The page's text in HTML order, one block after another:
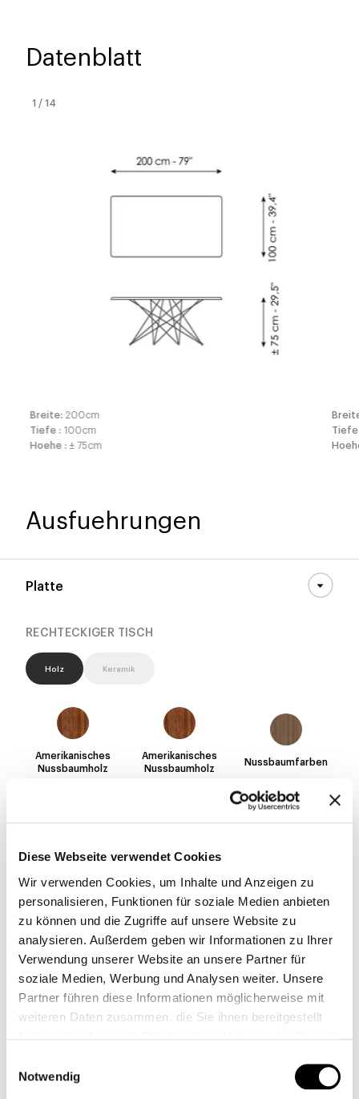
Diese Webseite verwendet Cookies
Wir verwenden Cookies, um Inhalte und Anzeigen zu
personalisieren, Funktionen für soziale Medien anbieten
zu können und die Zugriffe auf unsere Website zu
analysieren. Außerdem geben wir Informationen zu Ihrer
Verwendung unserer Website an unsere Partner für
soziale Medien, Werbung und Analysen weiter. Unsere
Partner führen diese Informationen möglicherweise mit
weiteren Daten zusammen, die Sie ihnen bereitgestellt
Notwendig
Datenblatt
Breite: 200cm
Tiefe : 100cm
Hoehe : ± 75cm
1 /14
Ausfuehrungen
Platte
RECHTECKIGER TISCH
Holz Keramik
Amerikanisches
Nussbaumholz
Amerikanisches
Nussbaumholz
Nussbaumfarben
natürliches
natürliches
Gebürstete
Holzkohle Eiche
TISCHPLATTE MIT GERUNDETEN ECKEN